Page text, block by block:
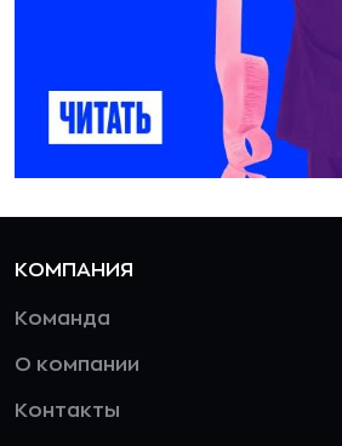
КОМПАНИЯ
Команда
О компании
Контакты